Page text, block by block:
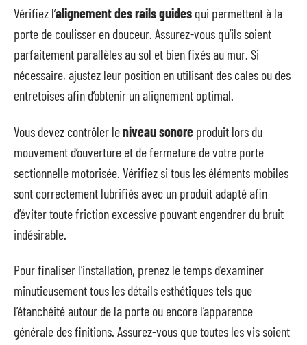
Vérifiez l’alignement des rails guides qui permettent à la
porte de coulisser en douceur. Assurez-vous qu’ils soient
parfaitement parallèles au sol et bien fixés au mur. Si
nécessaire, ajustez leur position en utilisant des cales ou des
entretoises afin d’obtenir un alignement optimal.
Vous devez contrôler leniveau sonore produit lors du
mouvement d’ouverture et de fermeture de votre porte
sectionnelle motorisée. Vérifiez si tous les éléments mobiles
sont correctement lubrifiés avec un produit adapté afin
d’éviter toute friction excessive pouvant engendrer du bruit
indésirable.
Pour finaliser l’installation, prenez le temps d’examiner
minutieusement tous les détails esthétiques tels que
l’étanchéité autour de la porte ou encore l’apparence
générale des finitions. Assurez-vous que toutes les vis soient